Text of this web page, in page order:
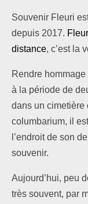
Les témoignages
Questions /
Boutique
Contact
Souvenir Fleuri
depuis 2017.
distance, c’est la
Rendre
à la période de
dans un cimetière
columbarium, il
l’endroit de son
souvenir.
Aujourd’hui, peu
très souvent, par